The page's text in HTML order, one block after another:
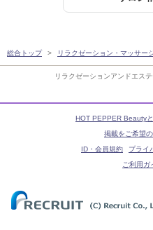
リラクゼーションアンドエス
総合トップ リラクゼーション・マッサー
HOT PEPPER Beauty
掲載をご希望
ID・会員規約
プライ
ご利用ガ